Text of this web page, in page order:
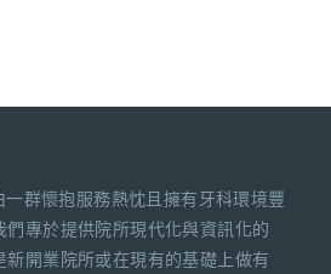
群懷抱服務熱忱且擁有牙科環境豐
們專於提供院所現代化與資訊化的
新開業院所或在現有的基礎上做有